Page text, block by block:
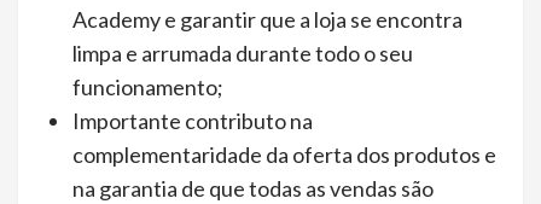
Academy e garantir que a loja se encontra
limpa e arrumada durante todo o seu
funcionamento;
Importante contributo na
complementaridade da oferta dos produtos e
na garantia de que todas as vendas são